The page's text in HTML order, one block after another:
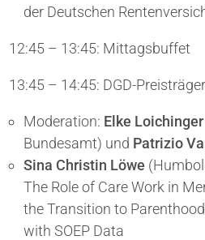
der Deutschen
12:45 – 13:45: Mittagsbuffet
13:45 – 14:45: DGD-
Moderation: Elke Loichinger
Bundesamt) und Patrizio
Sina Christin Löwe
The Role of Care Work in
the Transition to
with SOEP Data